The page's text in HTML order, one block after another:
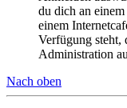
du dich an
einem
Verfügung steht,
Administration
Nach oben